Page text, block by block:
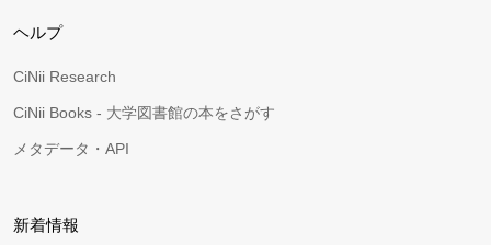
ヘルプ
CiNii Research
CiNii Books - 大学図書館の本をさがす
メタデータ・API
新着情報